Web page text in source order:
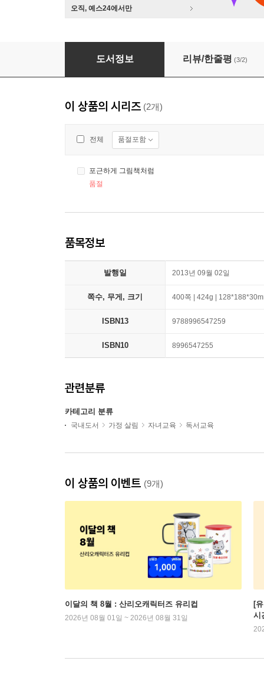
오직, 예스24에서만
그림책이 좋아서
도서정보 리뷰/한줄평 (3/2)
이 상품의 시리즈 (2개)
전체 품절포함
포근하게 그림책처럼
품절
품목정보
발행일 2013년 09월 02일
쪽수, 무게, 크기 400쪽 | 424g |
ISBN13 9788996547259
ISBN10 8996547255
관련분류
카테고리 분류
국내도서 가정 살림 자녀교육 독서교육
이 상품의 이벤트 (9개)
이달의 책 8월 : 산리오캐릭터즈 유리컵
2026년 08월 01일 ~ 2026년 08월 31일
[
시